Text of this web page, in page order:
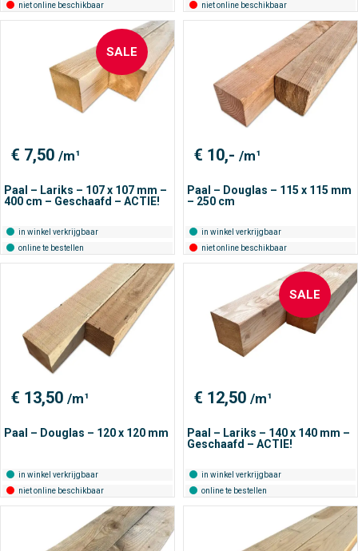
niet online beschikbaar
niet online beschikbaar
SALE
€ 7,50 /m¹
Paal – Lariks – 107 x 107 mm –
400 cm – Geschaafd – ACTIE!
in winkel verkrijgbaar
online te bestellen
€ 10,- /m¹
Paal – Douglas – 115 x 115 mm
– 250 cm
in winkel verkrijgbaar
niet online beschikbaar
€ 13,50 /m¹
Paal – Douglas – 120 x 120 mm
in winkel verkrijgbaar
niet online beschikbaar
SALE
€ 12,50 /m¹
Paal – Lariks – 140 x 140 mm –
Geschaafd – ACTIE!
in winkel verkrijgbaar
online te bestellen